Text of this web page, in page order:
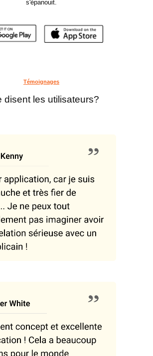
s'épanouit.
Témoignages
disent les utilisateurs?